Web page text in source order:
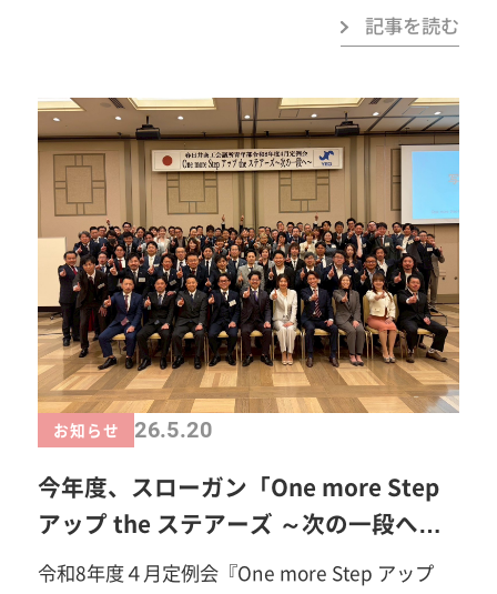
れから始まる青年部活動への“大きな期待”、そし
学びを深める時間となりました。 延田塾長から
は、青年部活動に対する想いや心構え、そして
「挑戦すること」の大切さについて、熱いメッセ
ージが送られました。 これから始まる出会いと経
験が、それぞれの成長につながり、春日井YEGの
未来をさらに盛り上げてくれることを期待してい
ます。 ご参加いただいた皆さま、ありがとうござ
いました
延田塾長はじめアカデミー委員会の
皆様ご設営ありがとうございました。
一歩踏
あなたの「挑戦してみたい」を、春日井YEGでカ
タチにしませんか？「自己研鑽」「自己実現」
「楽しさ」「苦しさ」「笑い」「汗」「涙」「感
記事を読む
お知らせ 26.5.20
今年度、スローガン「One more Step
アップ the ステアーズ ～次の一段へ
～」
令和8年度４月定例会『One more Step アップ